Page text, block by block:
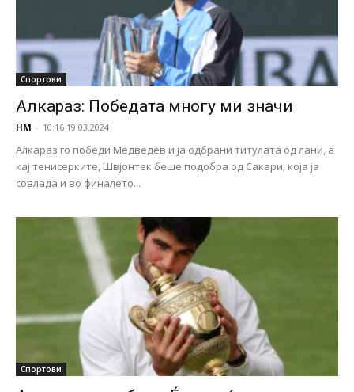
Спортови
Алкараз: Победата многу ми значи
НМ - 10:16 19.03.2024
Алкараз го победи Медведев и ја одбрани титулата од лани, а
кај тенисерките, Швјонтек беше подобра од Сакари, која ја
совлада и во финалето...
Спортови